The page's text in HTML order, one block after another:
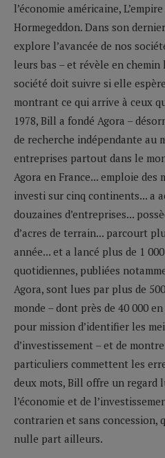
l’économie américaine,
Hormegeddon. Dans son
explore l’avancée de nos
leurs bas – et révèle en chemin
société doit suivre si elle
montrant ce qui arrive à ceux
1978, Bill a fondé Agora –
de recherche indépendante au
entreprises partout dans le
Agora en France... emploie des
investi sur cinq continents... a
douzaines d’entreprises...
d’acres de terrain... parcourt
année... et a lancé plus de 1
quotidiennes, publiées
Agora, sont lues par plus de
monde – dont près de 40 000
pour mission d’identifier les
d’investissement – et de
particuliers commettent les
deux mots, Bill offre un regard
l’économie et de
contrarien et sans concession,
nulle part ailleurs.